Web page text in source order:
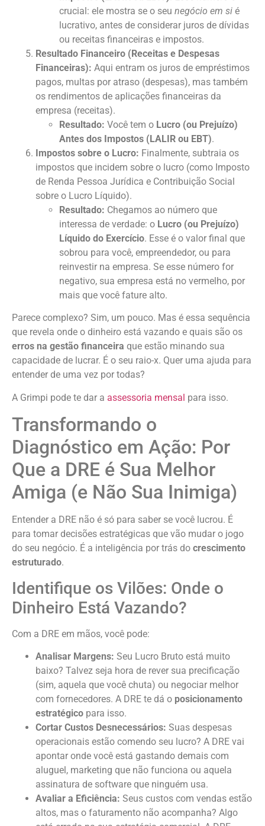
crucial: ele mostra se o seu negócio em si é
lucrativo, antes de considerar juros de dívidas
ou receitas financeiras e impostos.
Resultado Financeiro (Receitas e Despesas
Financeiras): Aqui entram os juros de empréstimos
pagos, multas por atraso (despesas), mas também
os rendimentos de aplicações financeiras da
empresa (receitas).
Resultado: Você tem o Lucro (ou Prejuízo)
Antes dos Impostos (LALIR ou EBT).
Impostos sobre o Lucro: Finalmente, subtraia os
impostos que incidem sobre o lucro (como Imposto
de Renda Pessoa Jurídica e Contribuição Social
sobre o Lucro Líquido).
Resultado: Chegamos ao número que
interessa de verdade: o Lucro (ou Prejuízo)
Líquido do Exercício. Esse é o valor final que
sobrou para você, empreendedor, ou para
reinvestir na empresa. Se esse número for
negativo, sua empresa está no vermelho, por
mais que você fature alto.
Parece complexo? Sim, um pouco. Mas é essa sequência
que revela onde o dinheiro está vazando e quais são os
erros na gestão financeira que estão minando sua
capacidade de lucrar. É o seu raio-x. Quer uma ajuda para
entender de uma vez por todas?
A Grimpi pode te dar a assessoria mensal para isso.
Transformando o
Diagnóstico em Ação: Por
Que a DRE é Sua Melhor
Amiga (e Não Sua Inimiga)
Entender a DRE não é só para saber se você lucrou. É
para tomar decisões estratégicas que vão mudar o jogo
do seu negócio. É a inteligência por trás do crescimento
estruturado.
Identifique os Vilões: Onde o
Dinheiro Está Vazando?
Com a DRE em mãos, você pode:
Analisar Margens: Seu Lucro Bruto está muito
baixo? Talvez seja hora de rever sua precificação
(sim, aquela que você chuta) ou negociar melhor
com fornecedores. A DRE te dá o posicionamento
estratégico para isso.
Cortar Custos Desnecessários: Suas despesas
operacionais estão comendo seu lucro? A DRE vai
apontar onde você está gastando demais com
aluguel, marketing que não funciona ou aquela
assinatura de software que ninguém usa.
Avaliar a Eficiência: Seus custos com vendas estão
altos, mas o faturamento não acompanha? Algo